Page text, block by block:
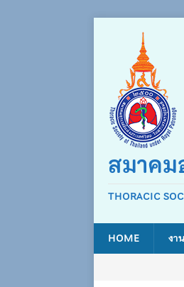
สมาคม
THORACIC
HOME งา